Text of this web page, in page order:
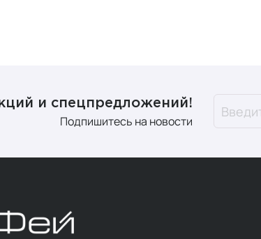
и спецпредложений!
Подпишитесь на новости